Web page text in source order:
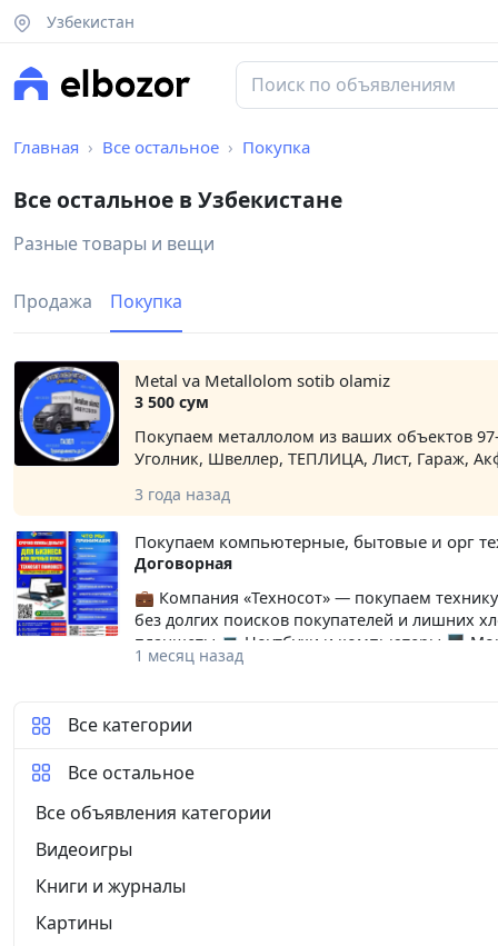
Узбекистан
Главная Все остальное Покупка
Все остальное в Узбекистане
Разные товары и вещи
Продажа Покупка
Metal va Metallolom sotib olamiz
3 500 сум
Покупаем металлолом из ваших объектов
Уголник, Швеллер, ТЕПЛИЦА, Лист, Гараж,
3 года назад
Покупаем компьютерные, бытовые и орг
Договорная
💼 Компания «Техносот» — покупаем
без долгих поисков покупателей и лишних
планшеты 💻 Ноутбуки и компьютеры 🖥️
сканеры и др.) 📺 Телевизоры 🏠 Бытовую
Свяжитесь с нами и получите выгодное
1 месяц назад
Все категории
Все остальное
Все объявления категории
Видеоигры
Книги и журналы
Картины